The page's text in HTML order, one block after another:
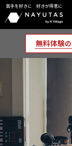
苦手を好きに 好きが得意に